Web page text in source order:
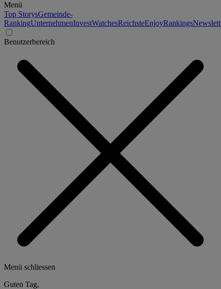
Menü
Top StorysGemeinde-
RankingUnternehmenInvestWatchesReichsteEnjoyRankings
Benutzerbereich
Menü schliessen
Guten Tag,